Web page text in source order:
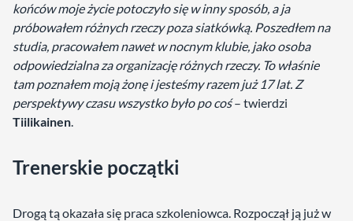
końców moje życie potoczyło się w inny sposób, a ja
próbowałem różnych rzeczy poza siatkówką. Poszedłem na
studia, pracowałem nawet w nocnym klubie, jako osoba
odpowiedzialna za organizację różnych rzeczy. To właśnie
tam poznałem moją żonę i jesteśmy razem już 17 lat. Z
perspektywy czasu wszystko było po coś– twierdzi
Tiilikainen.
Trenerskie początki
Drogą tą okazała się praca szkoleniowca. Rozpoczął ją już w